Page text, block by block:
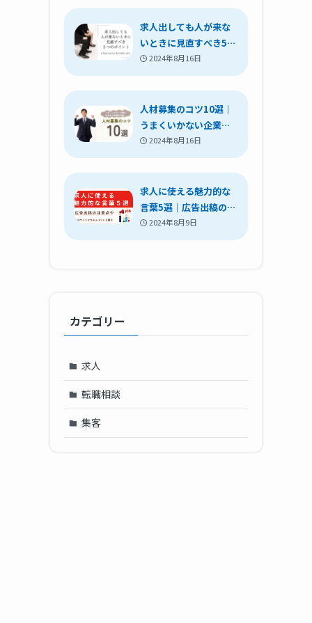
求人出しても人が来な
いときに見直すべき5つ
のポイント｜対処法や
成功企業の特徴も紹介
2024年8月16日
人材募集のコツ10選｜
うまくいかない企業に
共通する特徴を解説
2024年8月16日
求人に使える魅力的な
言葉5選｜広告出稿の注
意点や自社サイトを作
るメリットも紹介
2024年8月9日
カテゴリー
求人
転職相談
集客